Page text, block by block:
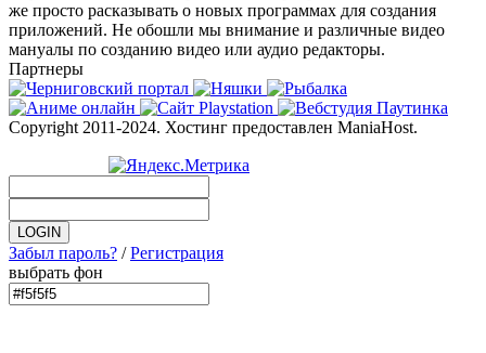
же просто расказывать о новых программах для создания
приложений. Не обошли мы внимание и различные видео
мануалы по созданию видео или аудио редакторы.
Партнеры
Copyright 2011-2024. Хостинг предоставлен ManiaHost.
Забыл пароль? /Регистрация
выбрать фон